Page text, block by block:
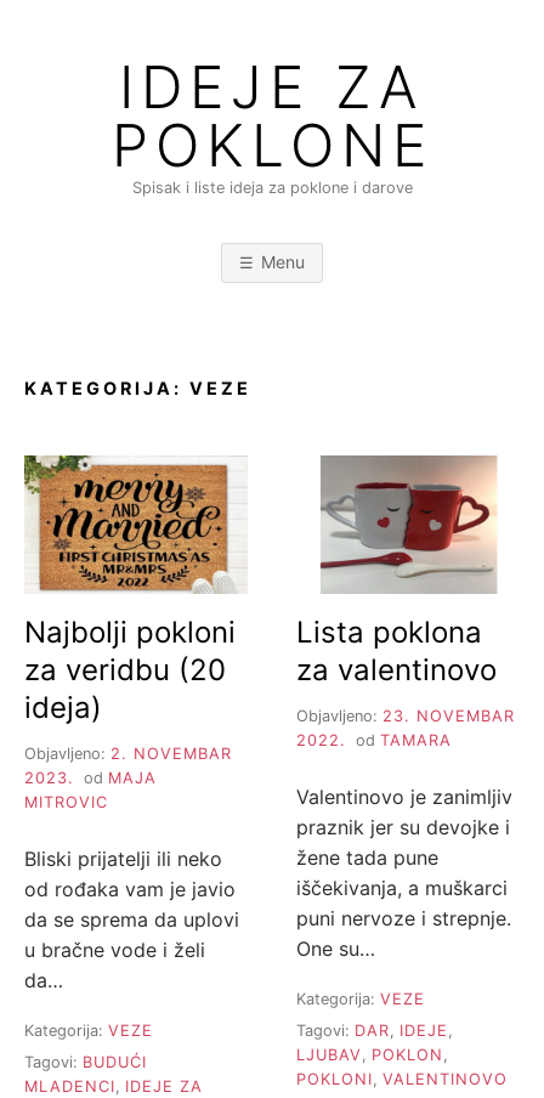
IDEJE ZA
POKLONE
Spisak i liste ideja za poklone i darove
Menu
KATEGORIJA: VEZE
Najbolji pokloni
za veridbu (20
ideja)
Objavljeno: 2. NOVEMBAR
2023.
od MAJA
MITROVIC
Bliski prijatelji ili neko
od rođaka vam je javio
da se sprema da uplovi
u bračne vode i želi
da…
Kategorija: VEZE
Tagovi: BUDUĆI
MLADENCI, IDEJE ZA
Lista poklona
za valentinovo
Objavljeno: 23. NOVEMBAR
2022.
od TAMARA
Valentinovo je zanimljiv
praznik jer su devojke i
žene tada pune
iščekivanja, a muškarci
puni nervoze i strepnje.
One su…
Kategorija: VEZE
Tagovi: DAR, IDEJE ,
LJUBAV , POKLON ,
POKLONI, VALENTINOVO